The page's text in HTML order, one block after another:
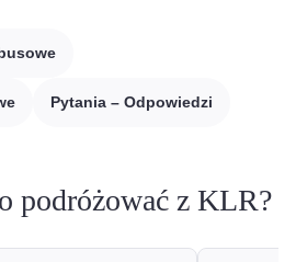
Pytania – Odpowiedzi
podróżować z KLR?